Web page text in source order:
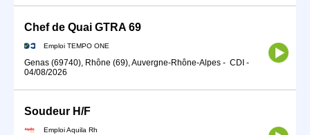
Chef de Quai GTRA 69
Emploi TEMPO ONE
Genas (69740), Rhône (69), Auvergne-Rhône-Alpes - CDI -
04/08/2026
Soudeur H/F
Emploi Aquila Rh